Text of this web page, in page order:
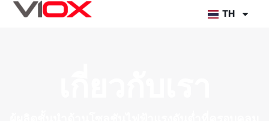
ข้าม
TH